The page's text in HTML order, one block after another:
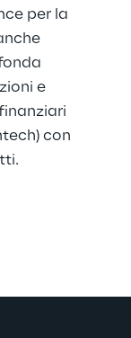
per la
e
con